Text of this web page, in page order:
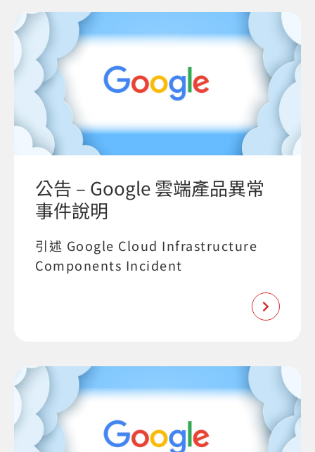
公告 – Google 雲端產品異常
事件說明
引述 Google Cloud Infrastructure
Components Incident